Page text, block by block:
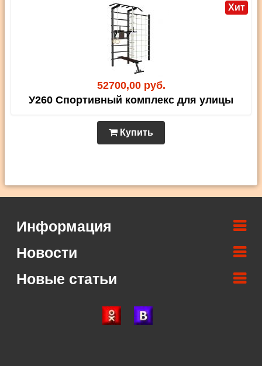
52700,00 руб.
Хит
У260 Спортивный комплекс для улицы
Купить
Информация
Новости
Новые статьи